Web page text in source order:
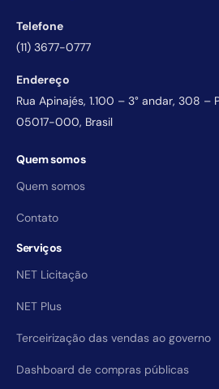
Telefone
(11) 3677-0777
Endereço
Rua Apinajés, 1.100 – 3° andar, 308 –
05017-000, Brasil
Quem somos
Quem somos
Contato
Serviços
NET Licitação
NET Plus
Terceirização das vendas ao governo
Dashboard de compras públicas